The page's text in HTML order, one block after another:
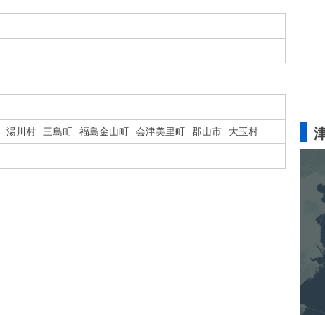
湯川村 三島町 福島金山町 会津美里町 郡山市 大玉村